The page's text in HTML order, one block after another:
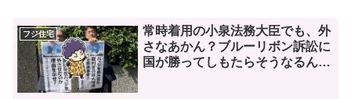
フジ住宅
常時着用の小泉法務大臣でも、外
さなあかん？ブルーリボン訴訟に
国が勝ってしもたらそうなるん